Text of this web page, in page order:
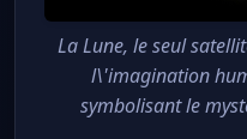
La Lune, le seul
l\'imagination
symbolisant le